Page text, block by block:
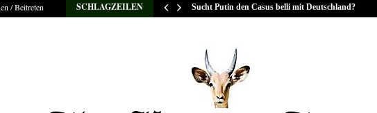
/ Beitreten SCHLAGZEILEN Sucht Putin den Casus belli mit Deutschland?